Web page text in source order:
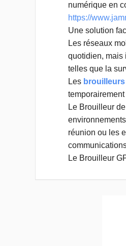
numérique en
https://
Une solution
Les réseaux
quotidien, mais
telles que la
Les brouilleurs
Le Brouilleur
réunion ou les
Le Brouilleur
capacité à